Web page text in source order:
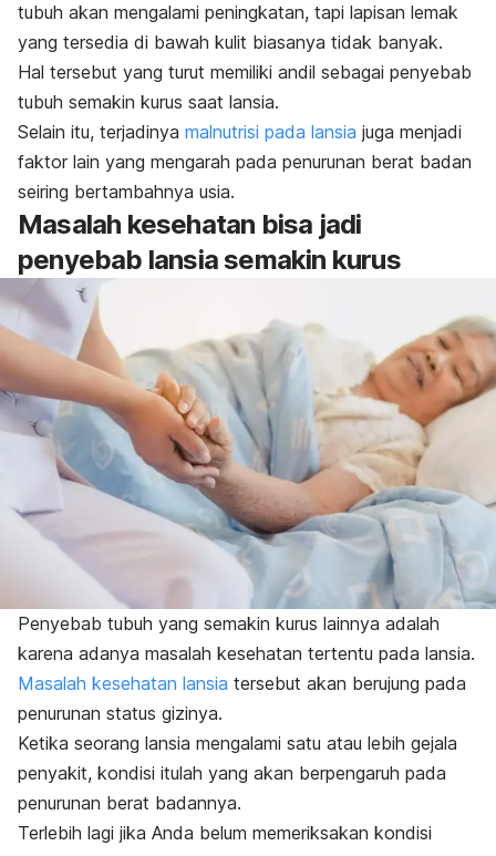
tubuh akan mengalami peningkatan, tapi lapisan lemak
yang tersedia di bawah kulit biasanya tidak banyak.
Hal tersebut yang turut memiliki andil sebagai penyebab
tubuh semakin kurus saat lansia.
Selain itu, terjadinya malnutrisi pada lansia juga menjadi
faktor lain yang mengarah pada penurunan berat badan
seiring bertambahnya usia.
Masalah kesehatan bisa jadi
penyebab lansia semakin kurus
Penyebab tubuh yang semakin kurus lainnya adalah
karena adanya masalah kesehatan tertentu pada lansia.
Masalah kesehatan lansia tersebut akan berujung pada
penurunan status gizinya.
Ketika seorang lansia mengalami satu atau lebih gejala
penyakit, kondisi itulah yang akan berpengaruh pada
penurunan berat badannya.
Terlebih lagi jika Anda belum memeriksakan kondisi